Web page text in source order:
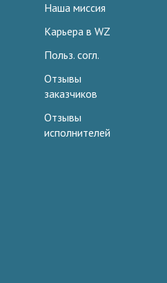
Наша миссия
Карьера в WZ
Польз. согл.
Отзывы
заказчиков
Отзывы
исполнителей